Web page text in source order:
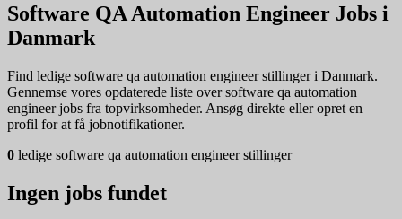
Software QA Automation Engineer Jobs i
Danmark
Find ledige software qa automation engineer stillinger i Danmark.
Gennemse vores opdaterede liste over software qa automation
engineer jobs fra topvirksomheder. Ansøg direkte eller opret en
profil for at få jobnotifikationer.
0 ledige software qa automation engineer stillinger
Ingen jobs fundet